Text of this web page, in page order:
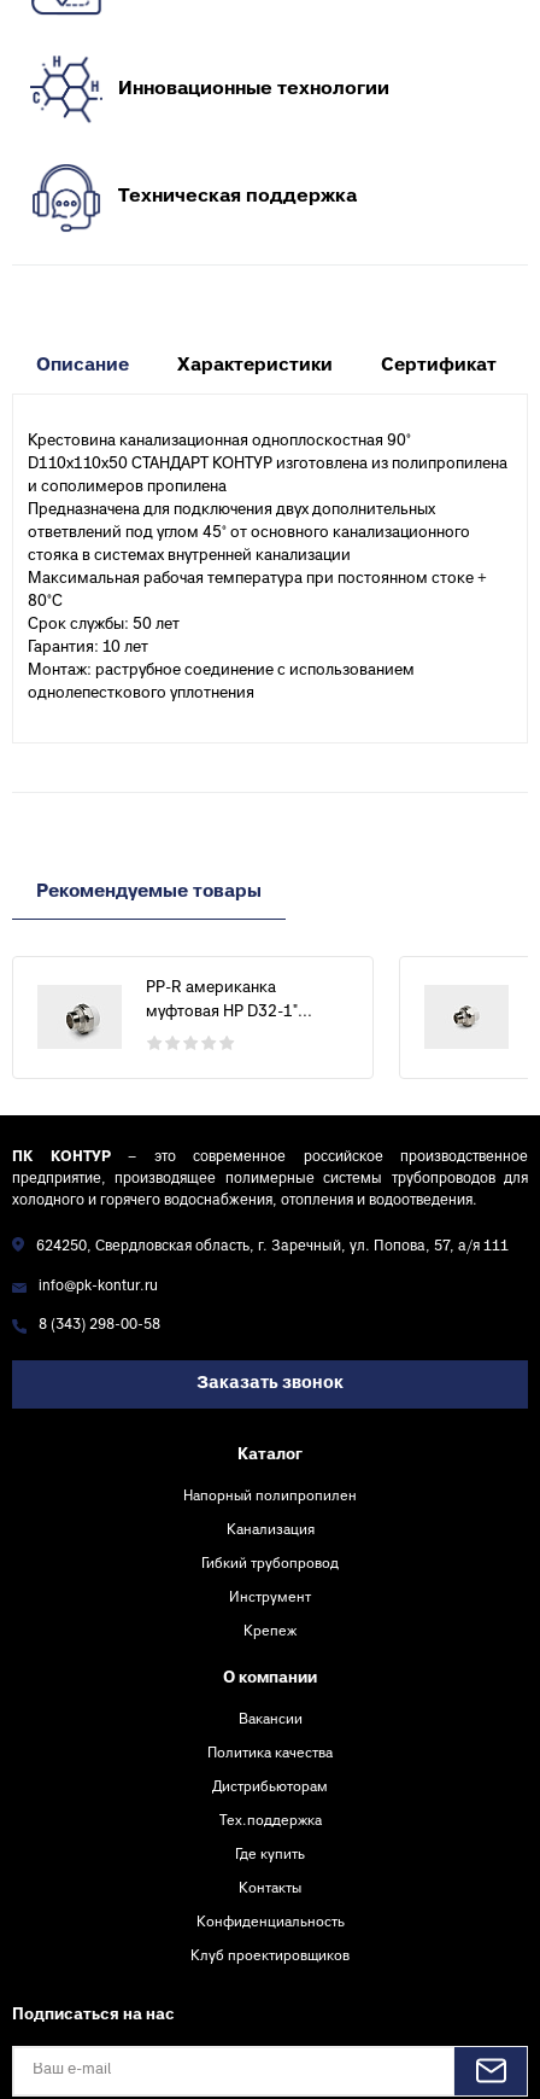
Инновационные технологии
Техническая поддержка
Описание Характеристики Сертификат
Крестовина канализационная одноплоскостная 90°
D110х110х50 СТАНДАРТ КОНТУР изготовлена из полипропилена
и сополимеров пропилена
Предназначена для подключения двух дополнительных
ответвлений под углом 45° от основного канализационного
стояка в системах внутренней канализации
Максимальная рабочая температура при постоянном стоке +
80°С
Срок службы: 50 лет
Гарантия: 10 лет
Монтаж: раструбное соединение с использованием
однолепесткового уплотнения
Рекомендуемые товары
PP-R американка
муфтовая НР D32-1"...
ПК КОНТУР– это современное российское производственное
предприятие, производящее полимерные системы трубопроводов для
холодного и горячего водоснабжения, отопления и водоотведения.
624250, Свердловская область, г. Заречный, ул. Попова, 57, а/я 111
info@pk-kontur.ru
8 (343) 298-00-58
Заказать звонок
Каталог
Напорный полипропилен
Канализация
Гибкий трубопровод
Инструмент
Крепеж
О компании
Вакансии
Политика качества
Дистрибьюторам
Тех.поддержка
Где купить
Контакты
Конфиденциальность
Клуб проектировщиков
Подписаться на нас